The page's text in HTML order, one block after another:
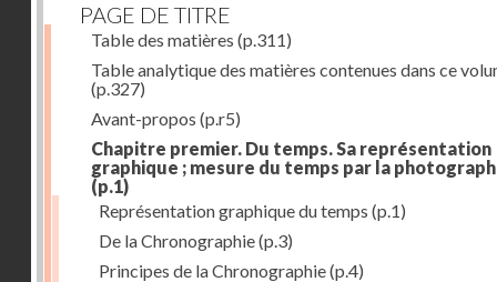
PAGE DE TITRE
Table des matières (p.311)
Table analytique des matières contenues dans ce
(p.327)
Avant-propos (p.r5)
Chapitre premier. Du temps. Sa représentation
graphique ; mesure du temps par la
(p.1)
Représentation graphique du temps (p.1)
De la Chronographie(p.3)
Principes de la Chronographie(p.4)